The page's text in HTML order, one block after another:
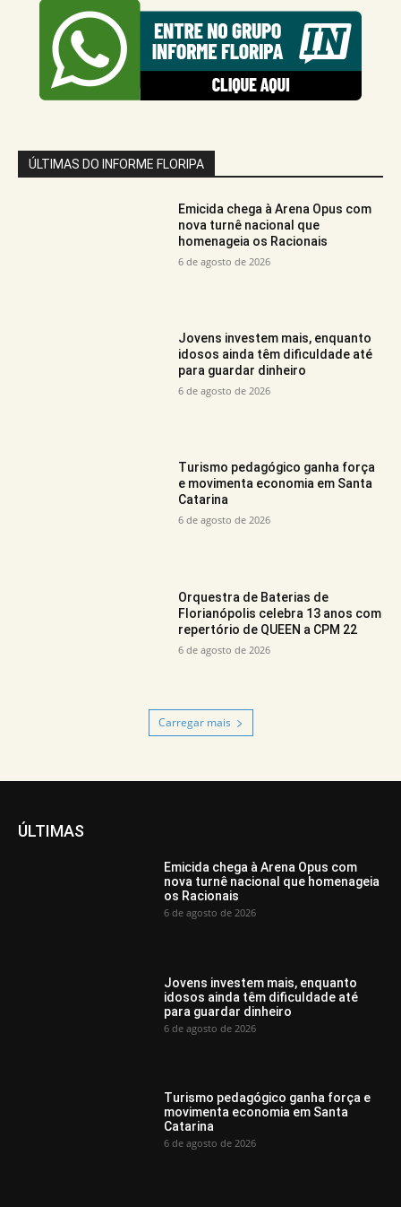
ÚLTIMAS DO INFORME FLORIPA
Emicida chega à Arena Opus com
nova turnê nacional que
homenageia os Racionais
6 de agosto de 2026
Jovens investem mais, enquanto
idosos ainda têm dificuldade até
para guardar dinheiro
6 de agosto de 2026
Turismo pedagógico ganha força
e movimenta economia em Santa
Catarina
6 de agosto de 2026
Orquestra de Baterias de
Florianópolis celebra 13 anos com
repertório de QUEEN a CPM 22
6 de agosto de 2026
Carregar mais
ÚLTIMAS
Emicida chega à Arena Opus com
nova turnê nacional que homenageia
os Racionais
6 de agosto de 2026
Jovens investem mais, enquanto
idosos ainda têm dificuldade até
para guardar dinheiro
6 de agosto de 2026
Turismo pedagógico ganha força e
movimenta economia em Santa
Catarina
6 de agosto de 2026